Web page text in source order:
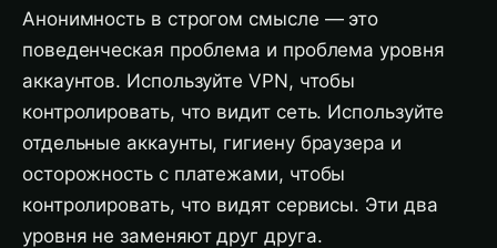
Анонимность в строгом смысле — это
поведенческая проблема и проблема уровня
аккаунтов. Используйте VPN, чтобы
контролировать, что видит сеть. Используйте
отдельные аккаунты, гигиену браузера и
осторожность с платежами, чтобы
контролировать, что видят сервисы. Эти два
уровня не заменяют друг друга.